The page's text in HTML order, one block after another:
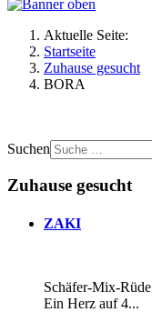
Aktuelle Seite:
Startseite
Zuhause gesucht
BORA
Suchen
Zuhause gesucht
ZAKI
Schäfer-Mix-Rüde
Ein Herz auf 4...